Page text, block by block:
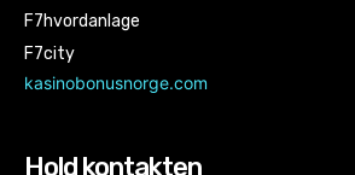
F7hvordanlage
F7city
kasinobonusnorge.com
Hold kontakten